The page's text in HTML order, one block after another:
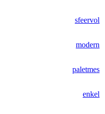
sfeervol
modern
paletmes
enkel